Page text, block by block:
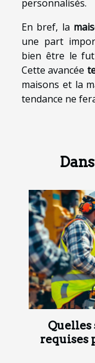
personnalisés.
En bref, la
une part
bien être le
Cette avancée
maisons et la
tendance ne
requises